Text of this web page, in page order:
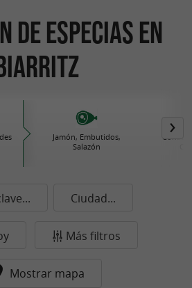
de especias en
Jamón, Embutidos,
Salazón
Ciudad...
Más filtros
Mostrar mapa